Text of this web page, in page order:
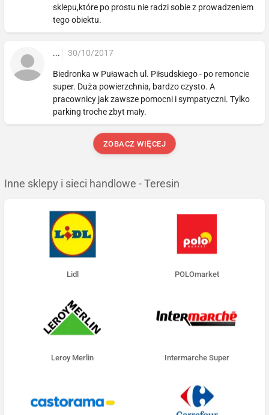
sklepu,które po prostu nie radzi sobie z prowadzeniem
tego obiektu.
... 30/10/2017
Biedronka w Puławach ul. Piłsudskiego - po remoncie
super. Duża powierzchnia, bardzo czysto. A
pracownicy jak zawsze pomocni i sympatyczni. Tylko
parking troche zbyt mały.
ZOBACZ WIĘCEJ
Inne sklepy i sieci handlowe - Teresin
Lidl POLOmarket
Leroy Merlin Intermarche Super